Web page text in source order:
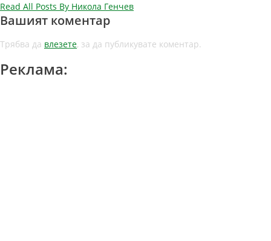
Read All Posts By Никола Генчев
Вашият коментар
Трябва да влезете, за да публикувате коментар.
Реклама: